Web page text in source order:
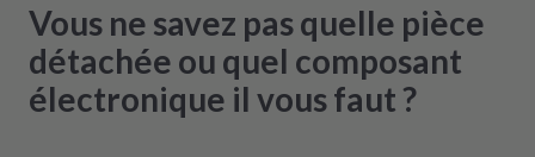
Vous ne savez pas quelle pièce
détachée ou quel composant
électronique il vous faut ?